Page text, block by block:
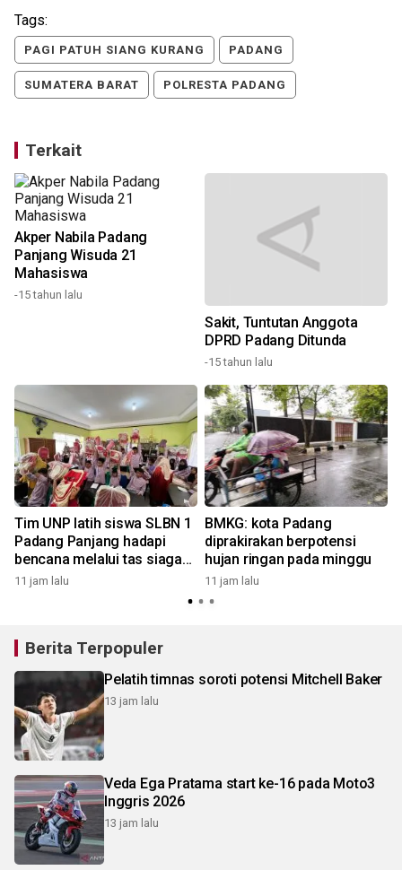
Tags:
PAGI PATUH SIANG KURANG PADANG
SUMATERA BARAT POLRESTA PADANG
Terkait
Akper Nabila Padang
Panjang Wisuda 21
Mahasiswa
-15 tahun lalu
Sakit, Tuntutan Anggota
DPRD Padang Ditunda
-15 tahun lalu
Tim UNP latih siswa SLBN 1
Padang Panjang hadapi
bencana melalui tas siaga
berbasis IT
11 jam lalu
BMKG: kota Padang
diprakirakan berpotensi
hujan ringan pada minggu
11 jam lalu
Berita Terpopuler
Pelatih timnas soroti potensi Mitchell Baker
13 jam lalu
Veda Ega Pratama start ke-16 pada Moto3
Inggris 2026
13 jam lalu